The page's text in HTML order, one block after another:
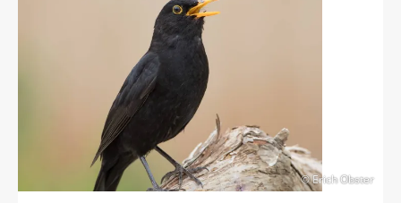
© Erich Obster